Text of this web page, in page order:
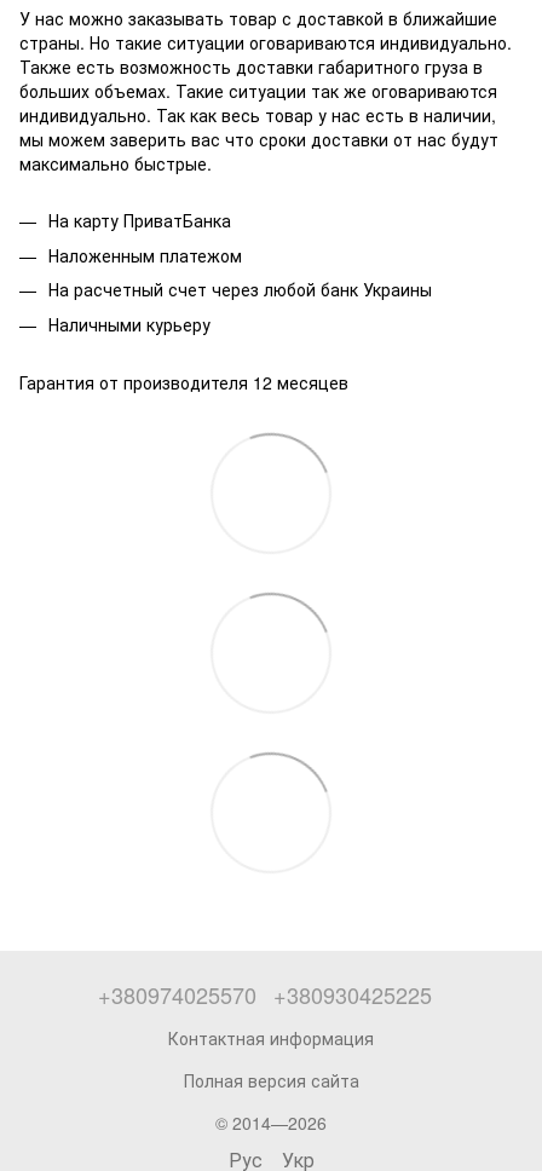
У нас можно заказывать товар с доставкой в ближайшие
страны. Но такие ситуации оговариваются индивидуально.
Также есть возможность доставки габаритного груза в
больших объемах. Такие ситуации так же оговариваются
индивидуально. Так как весь товар у нас есть в наличии,
мы можем заверить вас что сроки доставки от нас будут
максимально быстрые.
На карту ПриватБанка
Наложенным платежом
На расчетный счет через любой банк Украины
Наличными курьеру
Гарантия от производителя 12 месяцев
+380974025570 +380930425225
Контактная информация
Полная версия сайта
© 2014—2026
Рус Укр